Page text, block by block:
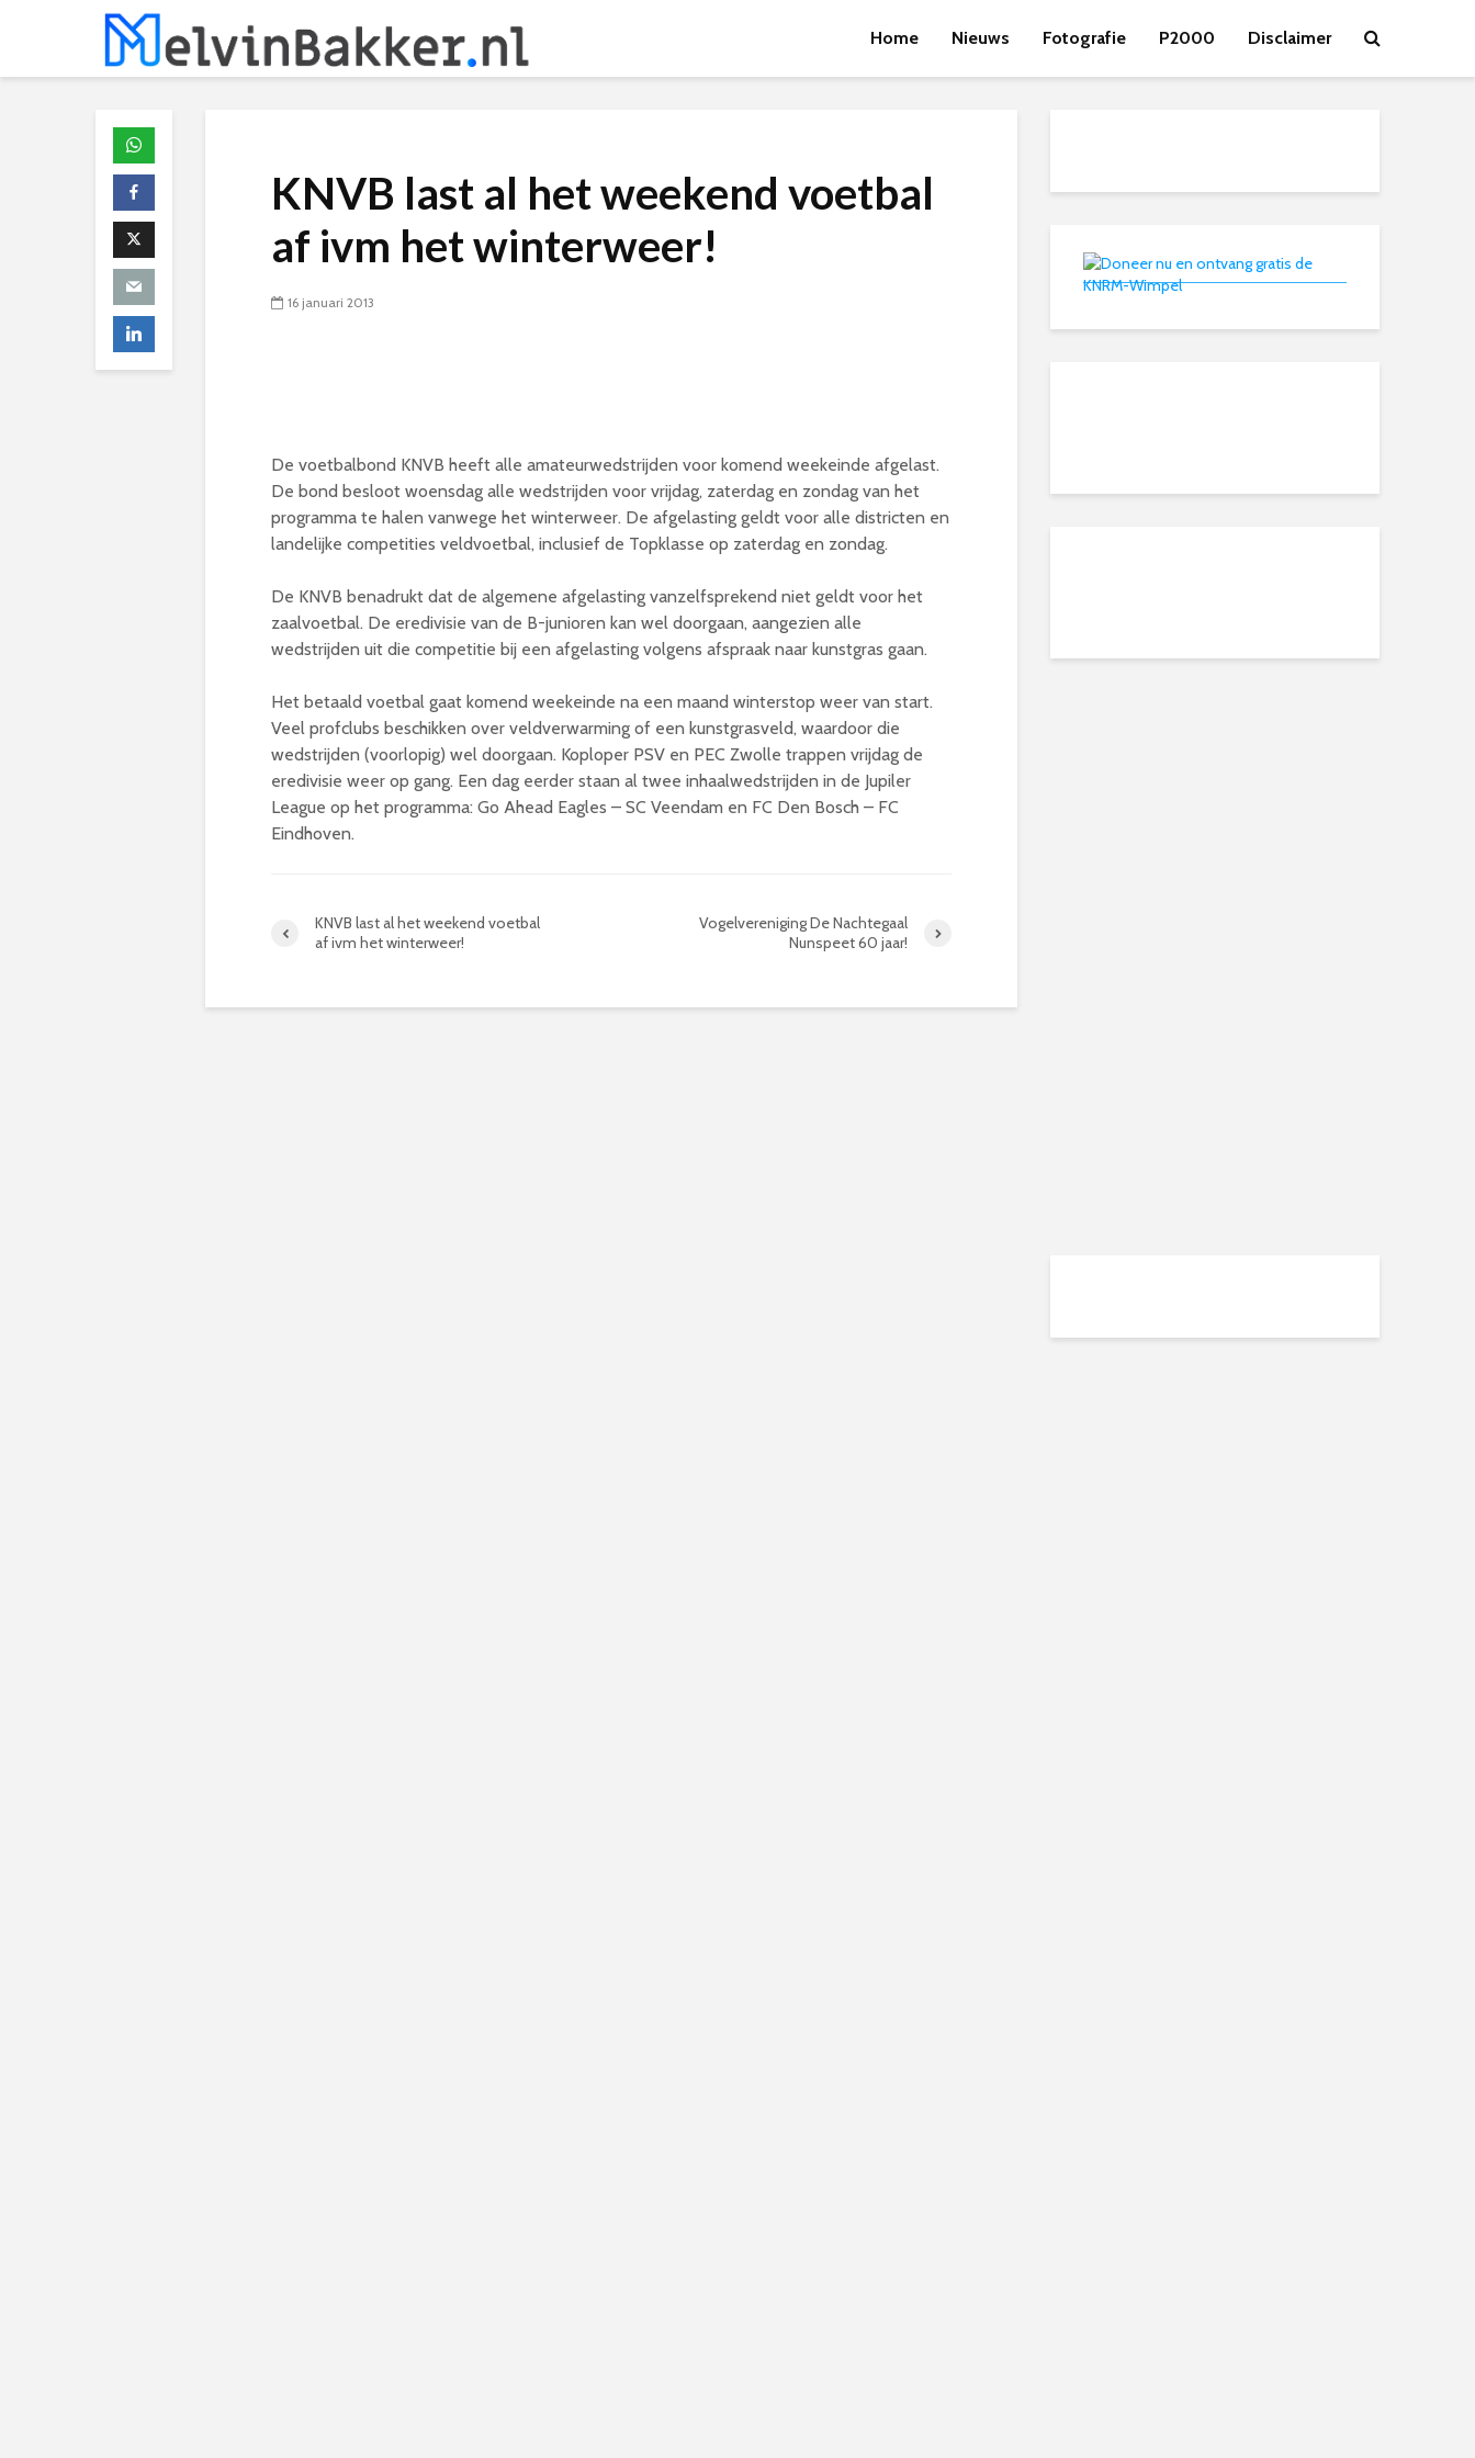
Home Nieuws Fotografie P2000 Disclaimer
KNVB last al het weekend voetbal
af ivm het winterweer!
16 januari 2013
De voetbalbond KNVB heeft alle amateurwedstrijden voor komend weekeinde afgelast.
De bond besloot woensdag alle wedstrijden voor vrijdag, zaterdag en zondag van het
programma te halen vanwege het winterweer. De afgelasting geldt voor alle districten en
landelijke competities veldvoetbal, inclusief de Topklasse op zaterdag en zondag.
De KNVB benadrukt dat de algemene afgelasting vanzelfsprekend niet geldt voor het
zaalvoetbal. De eredivisie van de B-junioren kan wel doorgaan, aangezien alle
wedstrijden uit die competitie bij een afgelasting volgens afspraak naar kunstgras gaan.
Het betaald voetbal gaat komend weekeinde na een maand winterstop weer van start.
Veel profclubs beschikken over veldverwarming of een kunstgrasveld, waardoor die
wedstrijden (voorlopig) wel doorgaan. Koploper PSV en PEC Zwolle trappen vrijdag de
eredivisie weer op gang. Een dag eerder staan al twee inhaalwedstrijden in de Jupiler
League op het programma: Go Ahead Eagles – SC Veendam en FC Den Bosch – FC
Eindhoven.
KNVB last al het weekend voetbal
af ivm het winterweer!
Vogelvereniging De Nachtegaal
Nunspeet 60 jaar!